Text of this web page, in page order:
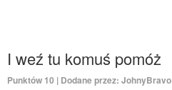
I weź tu komuś pomóż
Punktów 10 | Dodane przez: JohnyBravo